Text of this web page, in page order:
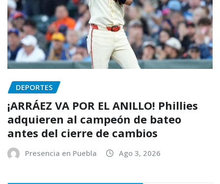
DEPORTES
¡ARRÁEZ VA POR EL ANILLO! Phillies
adquieren al campeón de bateo
antes del cierre de cambios
Presencia en Puebla Ago 3, 2026